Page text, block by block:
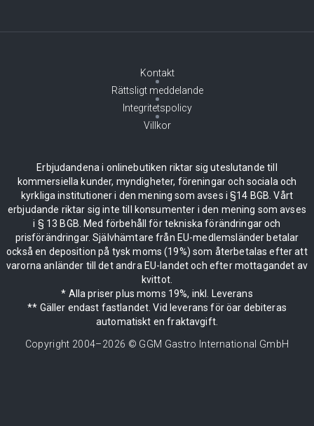
Kontakt
Rättsligt meddelande
Integritetspolicy
Villkor
Erbjudandena i onlinebutiken riktar sig uteslutande till
kommersiella kunder, myndigheter, föreningar och sociala och
kyrkliga institutioner i den mening som avses i §14 BGB. Vårt
erbjudande riktar sig inte till konsumenter i den mening som avses
i § 13 BGB. Med förbehåll för tekniska förändringar och
prisförändringar. Självhämtare från EU-medlemsländer betalar
också en deposition på tysk moms (19%) som återbetalas efter att
varorna anländer till det andra EU-landet och efter mottagandet av
kvittot.
* Alla priser plus moms 19%, inkl. Leverans
** Gäller endast fastlandet. Vid leverans för öar debiteras
automatiskt en fraktavgift.
Copyright 2004–2026 © GGM Gastro International GmbH